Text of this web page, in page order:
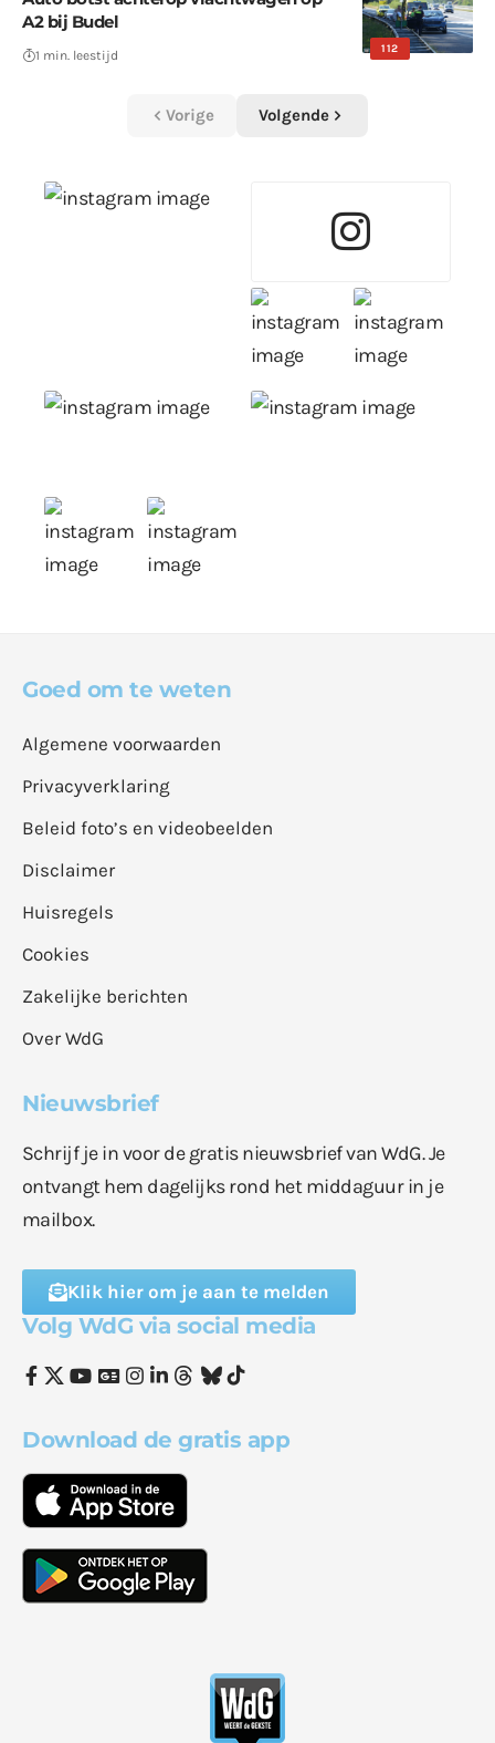
112
A2 bij Budel
1 min. leestijd
Vorige Volgende
Goed om te weten
Algemene voorwaarden
Privacyverklaring
Beleid foto’s en videobeelden
Disclaimer
Huisregels
Cookies
Zakelijke berichten
Over WdG
Nieuwsbrief
Schrijf je in voor de gratis nieuwsbrief van WdG. Je
ontvangt hem dagelijks rond het middaguur in je
mailbox.
Klik hier om je aan te melden
Volg WdG via social media
Download de gratis app